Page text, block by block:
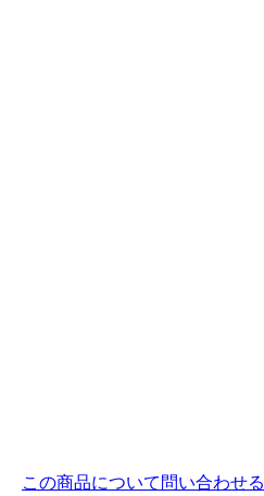
この商品について問い合わせる